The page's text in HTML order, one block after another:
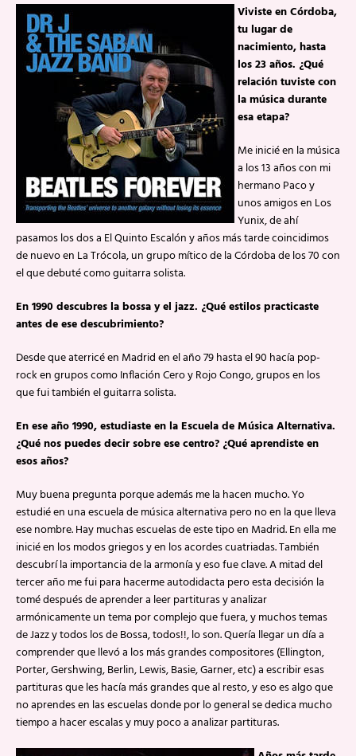
Viviste en Córdoba,
tu lugar de
nacimiento, hasta
los 23 años. ¿Qué
relación tuviste con
la música durante
esa etapa?
Me inicié en la música
a los 13 años con mi
hermano Paco y
unos amigos en Los
Yunix, de ahí
pasamos los dos a El Quinto Escalón y años más tarde coincidimos
de nuevo en La Trócola, un grupo mítico de la Córdoba de los 70 con
el que debuté como guitarra solista.
En 1990 descubres la bossa y el jazz. ¿Qué estilos practicaste
antes de ese descubrimiento?
Desde que aterricé en Madrid en el año 79 hasta el 90 hacía pop-
rock en grupos como Inflación Cero y Rojo Congo, grupos en los
que fui también el guitarra solista.
En ese año 1990, estudiaste en la Escuela de Música Alternativa.
¿Qué nos puedes decir sobre ese centro? ¿Qué aprendiste en
esos años?
Muy buena pregunta porque además me la hacen mucho. Yo
estudié en una escuela de música alternativa pero no en la que lleva
ese nombre. Hay muchas escuelas de este tipo en Madrid. En ella me
inicié en los modos griegos y en los acordes cuatriadas. También
descubrí la importancia de la armonía y eso fue clave. A mitad del
tercer año me fui para hacerme autodidacta pero esta decisión la
tomé después de aprender a leer partituras y analizar
armónicamente un tema por complejo que fuera, y muchos temas
de Jazz y todos los de Bossa, todos!!, lo son. Quería llegar un día a
comprender que llevó a los más grandes compositores (Ellington,
Porter, Gershwing, Berlin, Lewis, Basie, Garner, etc) a escribir esas
partituras que les hacía más grandes que al resto, y eso es algo que
no aprendes en las escuelas donde por lo general se dedica mucho
tiempo a hacer escalas y muy poco a analizar partituras.